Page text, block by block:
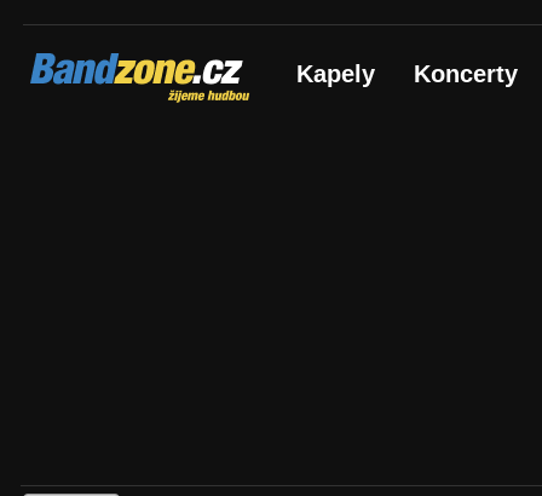
Bandzone.cz
žijeme hudbou Kapely Koncerty